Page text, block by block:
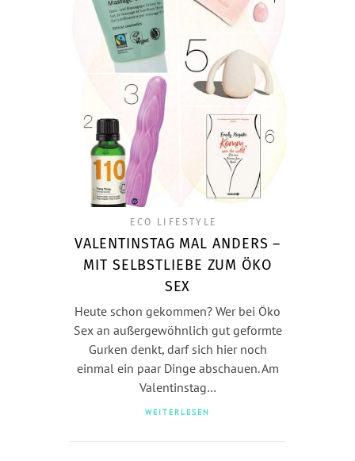
ECO LIFESTYLE
VALENTINSTAG MAL ANDERS –
MIT SELBSTLIEBE ZUM ÖKO
SEX
Heute schon gekommen? Wer bei Öko
Sex an außergewöhnlich gut geformte
Gurken denkt, darf sich hier noch
einmal ein paar Dinge abschauen. Am
Valentinstag…
WEITERLESEN